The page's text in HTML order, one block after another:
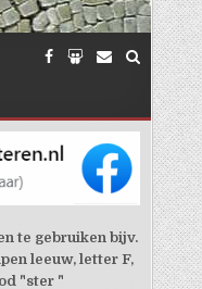
te gebruiken bijv.
leeuw, letter F,
"ster "